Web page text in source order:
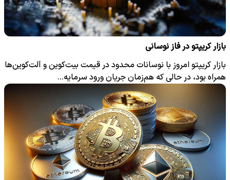
بازار کریپتو در فاز نوسانی
بازار کریپتو امروز با نوسانات محدود در قیمت بیت‌کوین و آلت‌کوین‌ها
همراه بود، در حالی که هم‌زمان جریان ورود سرمایه…